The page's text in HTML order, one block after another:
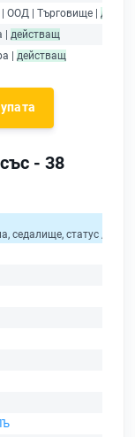
| ООД | Търговище |
| действащ
| действащ
- 38
седалище, статус /